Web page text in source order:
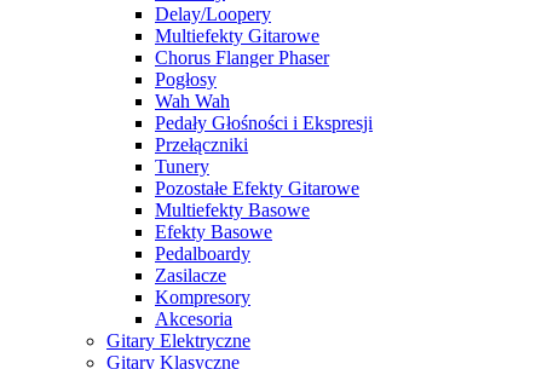
Delay/Loopery
Multiefekty Gitarowe
Chorus Flanger Phaser
Pogłosy
Wah Wah
Pedały Głośności i Ekspresji
Przełączniki
Tunery
Pozostałe Efekty Gitarowe
Multiefekty Basowe
Efekty Basowe
Pedalboardy
Zasilacze
Kompresory
Akcesoria
Gitary Elektryczne
Gitary Klasyczne